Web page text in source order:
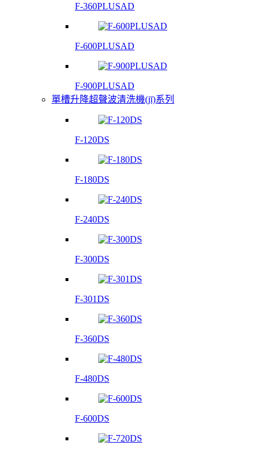
F-360PLUSAD
F-600PLUSAD
F-900PLUSAD
單槽升降超聲波清洗機(jī)系列
F-120DS
F-180DS
F-240DS
F-300DS
F-301DS
F-360DS
F-480DS
F-600DS